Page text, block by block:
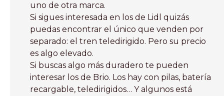
uno de otra marca.
Si sigues interesada en los de Lidl quizás
puedas encontrar el único que venden por
separado: el tren teledirigido. Pero su precio
es algo elevado.
Si buscas algo más duradero te pueden
interesar los de Brio. Los hay con pilas, batería
recargable, teledirigidos… Y algunos está